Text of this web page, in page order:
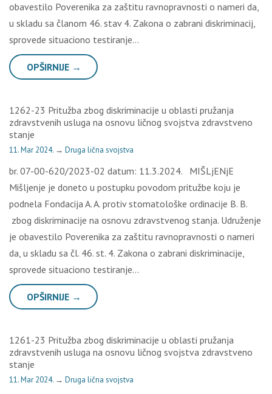
obavestilo Poverenika za zaštitu ravnopravnosti o nameri da,
u skladu sa članom 46. stav 4. Zakona o zabrani diskriminacij,
sprovede situaciono testiranje…
OPŠIRNIJE →
1262-23 Pritužba zbog diskriminacije u oblasti pružanja
zdravstvenih usluga na osnovu ličnog svojstva zdravstveno
stanje
11. Mar 2024. → Druga lična svojstva
br. 07-00-620/2023-02 datum: 11.3.2024. MIŠLjENjE
Mišljenje je doneto u postupku povodom pritužbe koju je
podnela Fondacija A. A. protiv stomatološke ordinacije B. B.
zbog diskriminacije na osnovu zdravstvenog stanja. Udruženje
je obavestilo Poverenika za zaštitu ravnopravnosti o nameri
da, u skladu sa čl. 46. st. 4. Zakona o zabrani diskriminacije,
sprovede situaciono testiranje…
OPŠIRNIJE →
1261-23 Pritužba zbog diskriminacije u oblasti pružanja
zdravstvenih usluga na osnovu ličnog svojstva zdravstveno
stanje
11. Mar 2024. → Druga lična svojstva